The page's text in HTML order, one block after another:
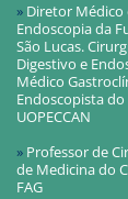
» Diretor Médico
Endoscopia da
São Lucas.
Digestivo e
Médico
Endoscopista
UOPECCAN
» Professor de
de Medicina do
FAG